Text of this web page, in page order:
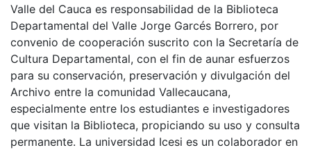
Valle del Cauca es responsabilidad de la Biblioteca
Departamental del Valle Jorge Garcés Borrero, por
convenio de cooperación suscrito con la Secretaría de
Cultura Departamental, con el fin de aunar esfuerzos
para su conservación, preservación y divulgación del
Archivo entre la comunidad Vallecaucana,
especialmente entre los estudiantes e investigadores
que visitan la Biblioteca, propiciando su uso y consulta
permanente. La universidad Icesi es un colaborador en